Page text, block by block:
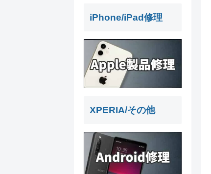
iPhone/iPad修理
XPERIA/その他